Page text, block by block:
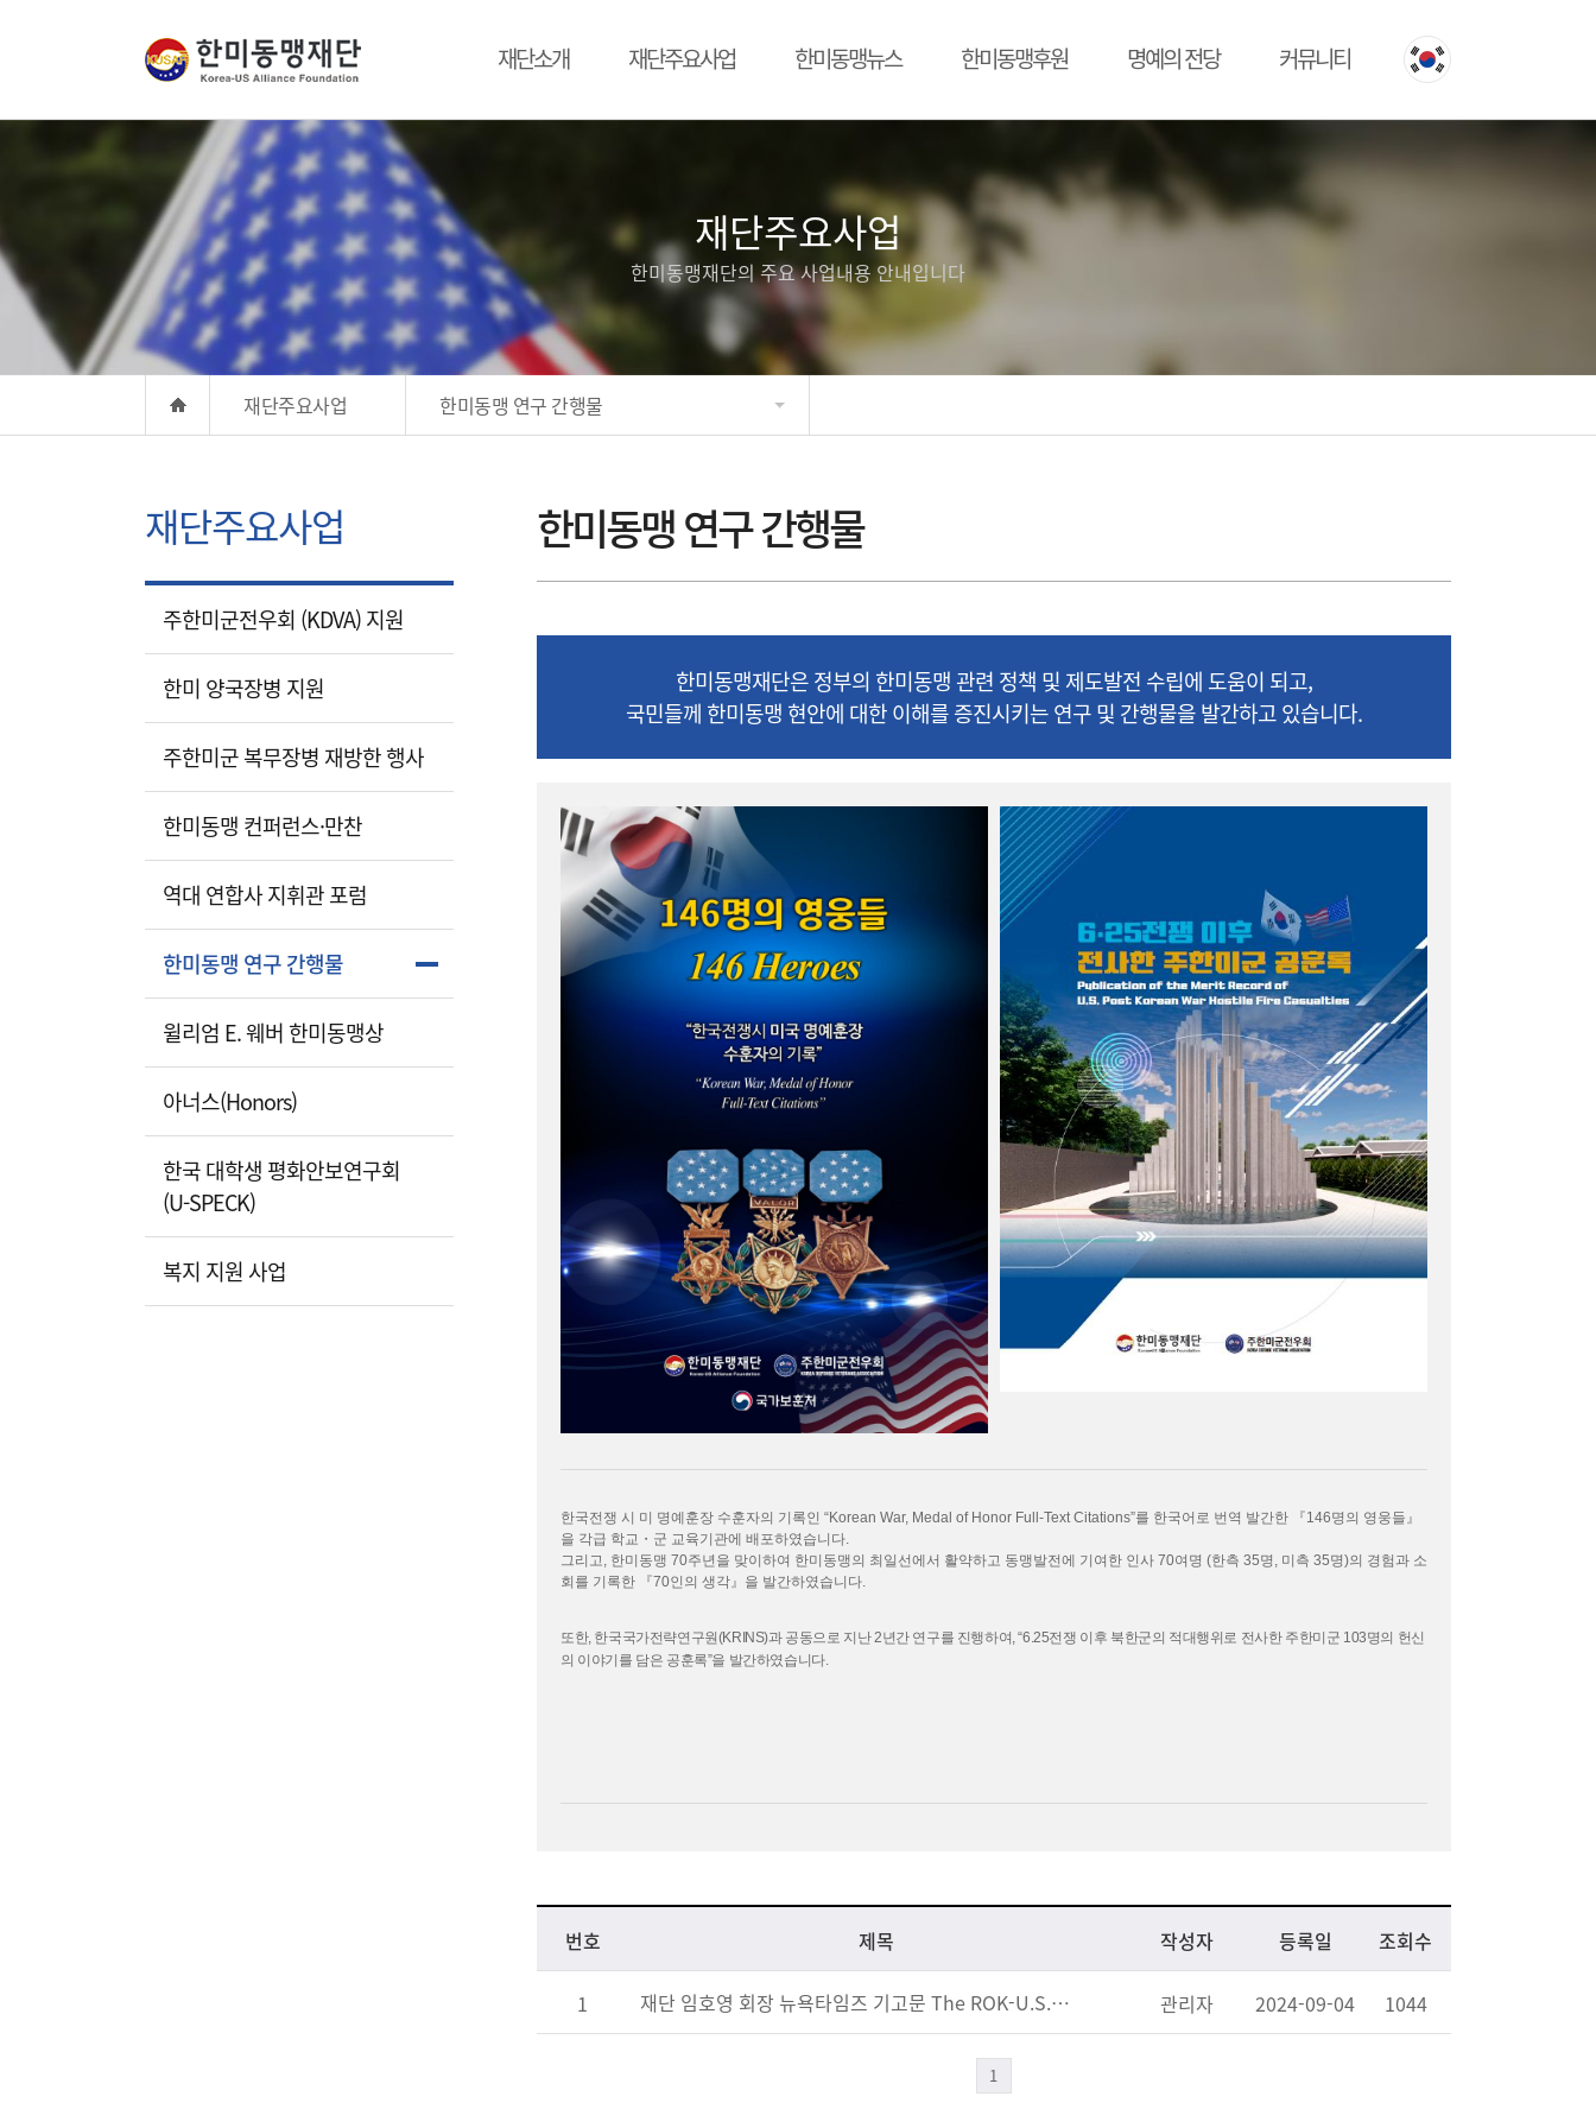
재단소개 재단주요사업 한미동맹뉴스 한미동맹후원 명예의 전당 커뮤니티
재단주요사업
한미동맹재단의 주요 사업내용 안내입니다
재단주요사업 한미동맹 연구 간행물
재단주요사업
주한미군전우회 (KDVA) 지원
한미 양국장병 지원
주한미군 복무장병 재방한 행사
한미동맹 컨퍼런스·만찬
역대 연합사 지휘관 포럼
한미동맹 연구 간행물
윌리엄 E. 웨버 한미동맹상
아너스(Honors)
한국 대학생 평화안보연구회
(U-SPECK)
복지 지원 사업
한미동맹 연구 간행물
한미동맹재단은 정부의 한미동맹 관련 정책 및 제도발전 수립에 도움이 되고,
국민들께 한미동맹 현안에 대한 이해를 증진시키는 연구 및 간행물을 발간하고 있습니다.
한국전쟁 시 미 명예훈장 수훈자의 기록인 “Korean War, Medal of Honor Full-Text Citations”를 한국어로 번역 발간한 『146명의 영웅들』
을 각급 학교・군 교육기관에 배포하였습니다.
그리고, 한미동맹 70주년을 맞이하여 한미동맹의 최일선에서 활약하고 동맹발전에 기여한 인사 70여명 (한측 35명, 미측 35명)의 경험과 소
회를 기록한 『70인의 생각』을 발간하였습니다.
또한, 한국국가전략연구원(KRINS)과 공동으로 지난2년간 연구를 진행하여, “6.25전쟁 이후 북한군의 적대행위로 전사한 주한미군 103명의 헌신
의 이야기를 담은 공훈록”을 발간하였습니다.
번호 제목 작성자 등록일 조회수
1 재단 임호영 회장 뉴욕타임즈 기고문 The ROK-U.S. Alliance, The Bond Forged in Blood 관리자 2024-09-04 1044
1